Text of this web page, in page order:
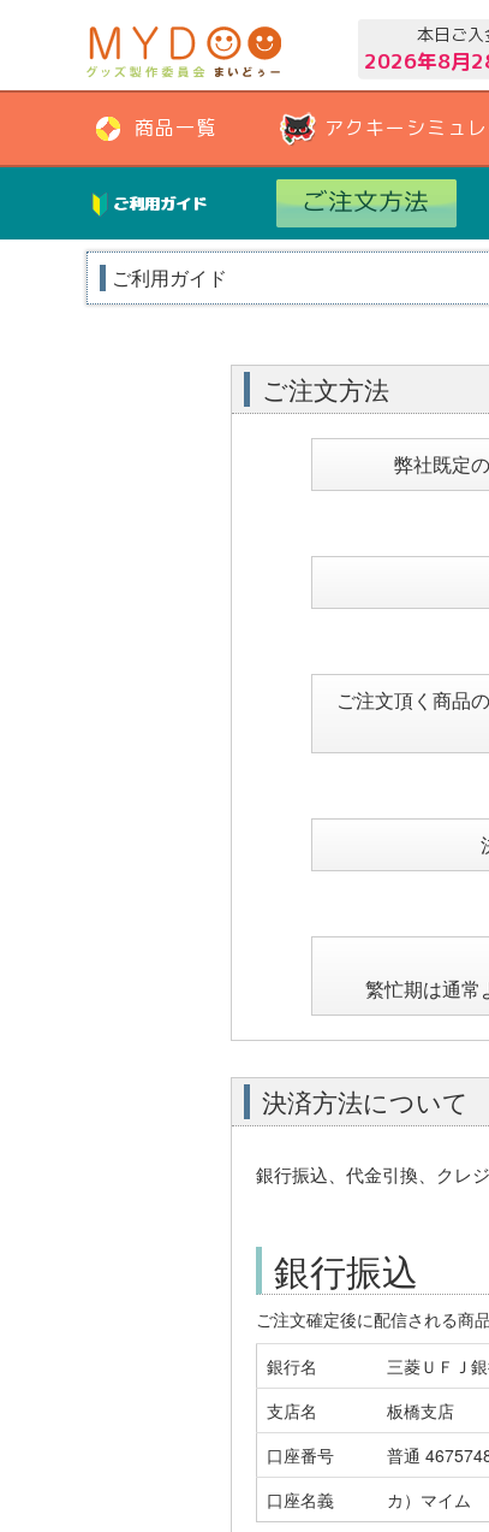
本日ご
2026年8月
商品一覧 アクキーシミュ
ご利用ガイド
ご利用ガイド
ご注文方法
弊社既定
ご注文頂く商品
繁忙期は通常
決済方法について
銀行振込、代金引換、クレ
銀行振込
ご注文確定後に配信される商
銀行名
三菱ＵＦＪ
支店名
板橋支店
口座番号
普通
口座名義
カ）マイム